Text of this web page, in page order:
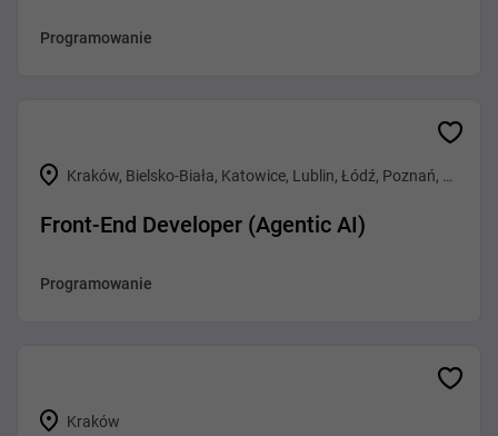
Programowanie
Kraków, Bielsko-Biała, Katowice, Lublin, Łódź, Poznań, Warszawa, Wrocław, Gliwice, Rzeszów, Tarnów
Front-End Developer (Agentic AI)
Programowanie
Kraków